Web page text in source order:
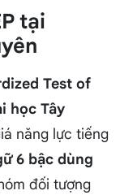
tại
Test of
học Tây
năng lực tiếng
6 bậc dùng
đối tượng